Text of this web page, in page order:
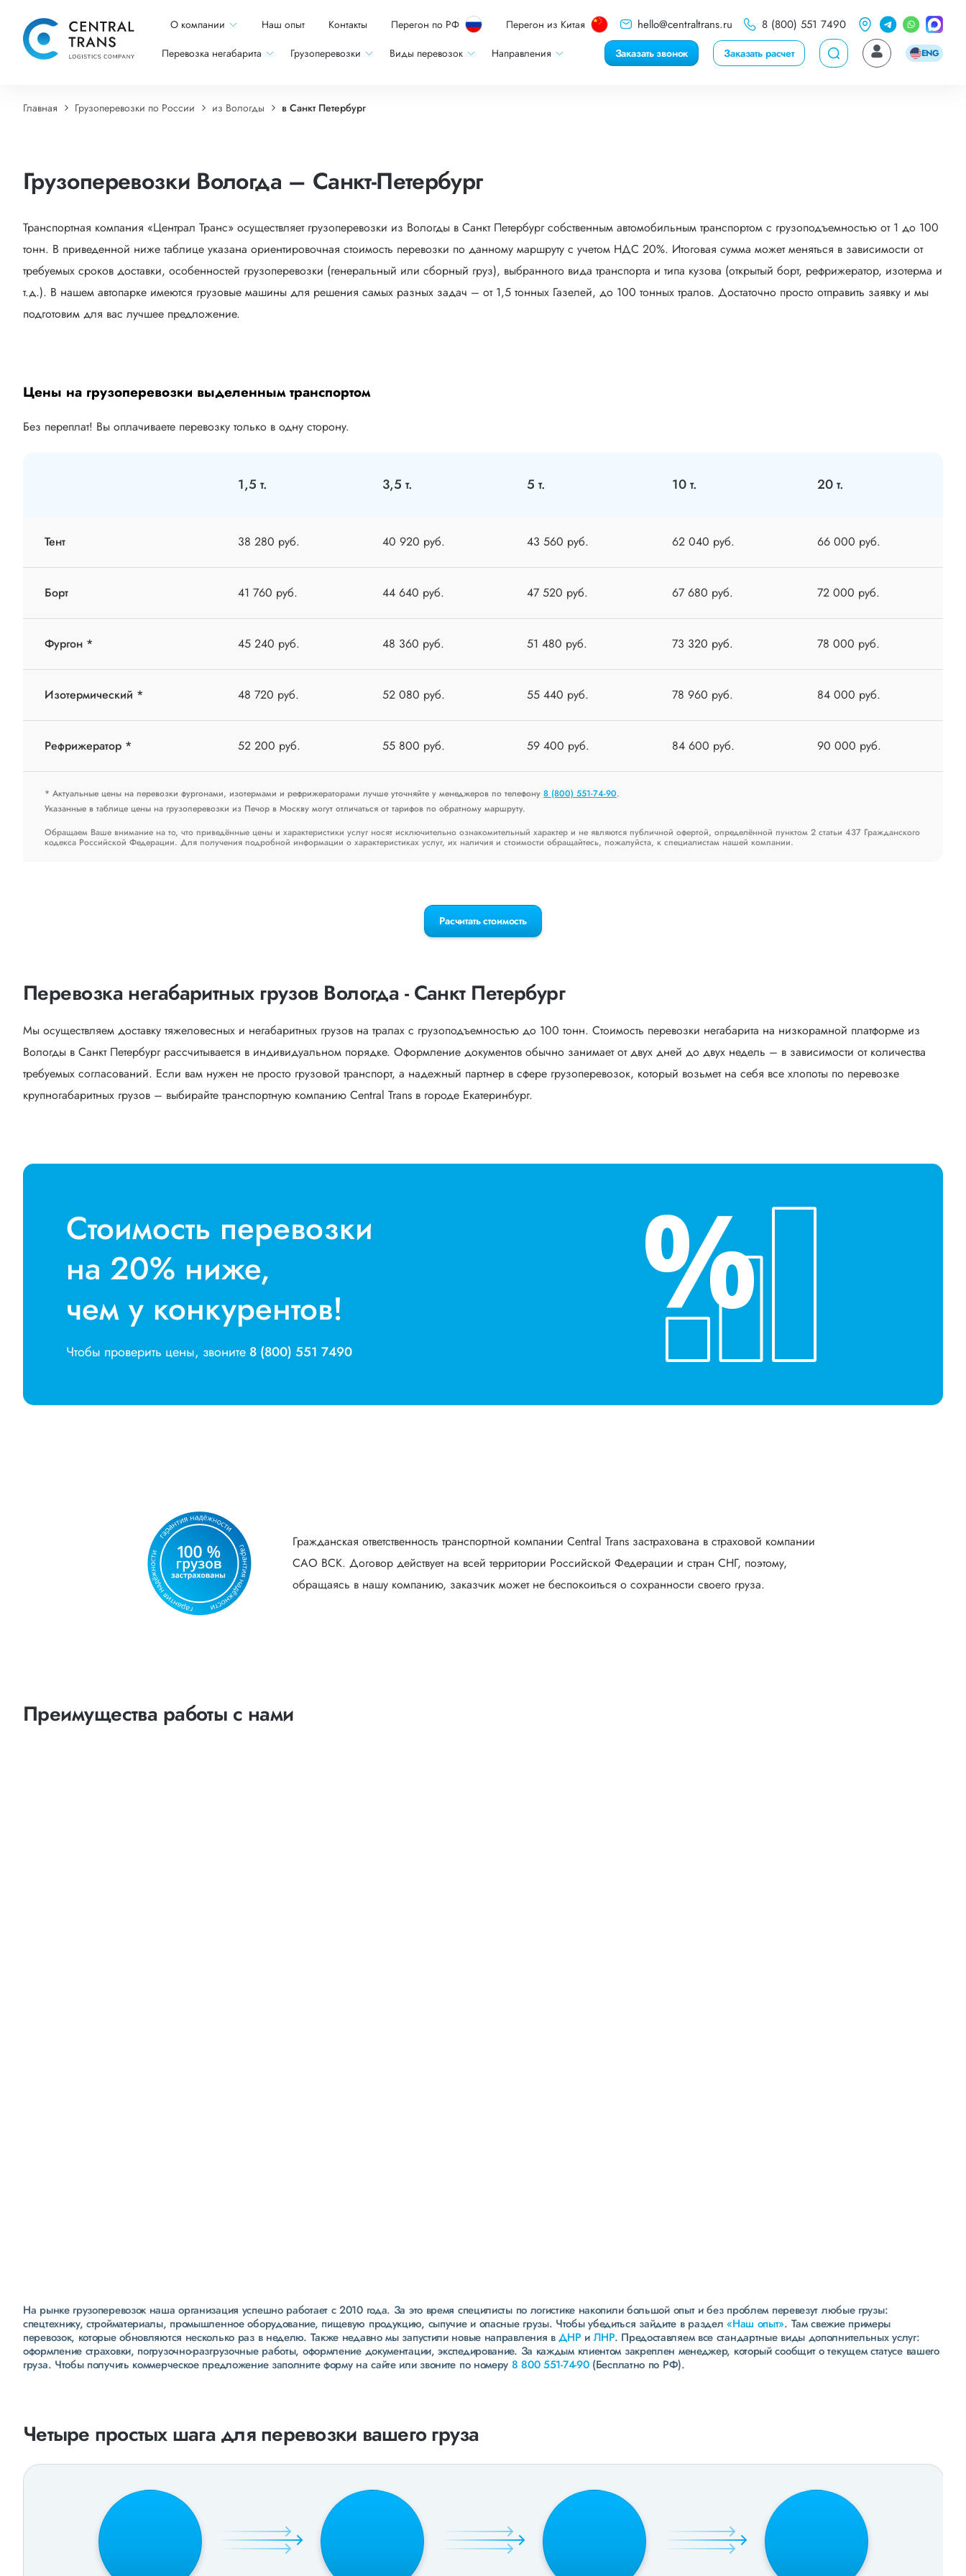
О компании Наш опыт Контакты Перегон по РФ Перегон из Китая hello@centraltrans.ru 8 (800) 551 7490
Перевозка негабарита Грузоперевозки Виды перевозок Направления Заказать звонок Заказать расчет ENG
Главная Грузоперевозки по России из Вологды в Санкт Петербург
Грузоперевозки Вологда – Санкт-Петербург
Транспортная компания «Централ Транс» осуществляет грузоперевозки из Вологды в Санкт Петербург собственным автомобильным транспортом с грузоподъемностью от 1 до 100
тонн. В приведенной ниже таблице указана ориентировочная стоимость перевозки по данному маршруту с учетом НДС 20%. Итоговая сумма может меняться в зависимости от
требуемых сроков доставки, особенностей грузоперевозки (генеральный или сборный груз), выбранного вида транспорта и типа кузова (открытый борт, рефрижератор, изотерма и
т.д.). В нашем автопарке имеются грузовые машины для решения самых разных задач – от 1,5 тонных Газелей, до 100 тонных тралов. Достаточно просто отправить заявку и мы
подготовим для вас лучшее предложение.
Цены на грузоперевозки выделенным транспортом
Без переплат! Вы оплачиваете перевозку только в одну сторону.
1,5 т. 3,5 т. 5 т. 10 т. 20 т.
Тент 38 280 руб. 40 920 руб. 43 560 руб. 62 040 руб. 66 000 руб.
Борт 41 760 руб. 44 640 руб. 47 520 руб. 67 680 руб. 72 000 руб.
Фургон * 45 240 руб. 48 360 руб. 51 480 руб. 73 320 руб. 78 000 руб.
Изотермический * 48 720 руб. 52 080 руб. 55 440 руб. 78 960 руб. 84 000 руб.
Рефрижератор * 52 200 руб. 55 800 руб. 59 400 руб. 84 600 руб. 90 000 руб.
* Актуальные цены на перевозки фургонами, изотермами и рефрижераторами лучше уточняйте у менеджеров по телефону 8 (800) 551-74-90.
Указанные в таблице цены на грузоперевозки из Печор в Москву могут отличаться от тарифов по обратному маршруту.
Обращаем Ваше внимание на то, что приведённые цены и характеристики услуг носят исключительно ознакомительный характер и не являются публичной офертой, определённой пунктом 2 статьи 437 Гражданского
кодекса Российской Федерации. Для получения подробной информации о характеристиках услуг, их наличия и стоимости обращайтесь, пожалуйста, к специалистам нашей компании.
Расчитать стоимость
Перевозка негабаритных грузов Вологда - Санкт Петербург
Мы осуществляем доставку тяжеловесных и негабаритных грузов на тралах с грузоподъемностью до 100 тонн. Стоимость перевозки негабарита на низкорамной платформе из
Вологды в Санкт Петербург рассчитывается в индивидуальном порядке. Оформление документов обычно занимает от двух дней до двух недель – в зависимости от количества
требуемых согласований. Если вам нужен не просто грузовой транспорт, а надежный партнер в сфере грузоперевозок, который возьмет на себя все хлопоты по перевозке
крупногабаритных грузов – выбирайте транспортную компанию Central Trans в городе Екатеринбург.
Стоимость перевозки
на 20% ниже,
чем у конкурентов!
Чтобы проверить цены, звоните 8 (800) 551 7490
Гражданская ответственность транспортной компании Central Trans застрахована в страховой компании
САО ВСК. Договор действует на всей территории Российской Федерации и стран СНГ, поэтому,
обращаясь в нашу компанию, заказчик может не беспокоиться о сохранности своего груза.
Преимущества работы с нами
На рынке грузоперевозок наша организация успешно работает с 2010 года. За это время специлисты по логистике накопили большой опыт и без проблем перевезут любые грузы:
спецтехнику, стройматериалы, промышленное оборудование, пищевую продукцию, сыпучие и опасные грузы. Чтобы убедиться зайдите в раздел«Наш опыт». Там свежие примеры
перевозок, которые обновляются несколько раз в неделю. Также недавно мы запустили новые направления вДНР и ЛНР. Предоставляем все стандартные виды дополнительных услуг:
оформление страховки, погрузочно-разгрузочные работы, оформление документации, экспедирование. За каждым клиентом закреплен менеджер, который сообщит о текущем статусе вашего
груза. Чтобы получить коммерческое предложение заполните форму на сайте или звоните по номеру 8 800 551-74-90(Бесплатно по РФ).
Четыре простых шага для перевозки вашего груза